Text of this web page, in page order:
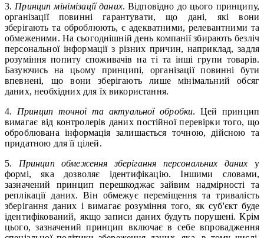
3. Принцип мінімізації даних. Відповідно до цього принципу,
організації повинні гарантувати, що дані, які вони
зберігають та оброблюють, є адекватними, релевантними та
обмеженими. На сьогоднішній день компанії збирають безліч
персональної інформації з різних причин, наприклад, задля
розуміння попиту споживачів на ті та інші групи товарів.
Базуючись на цьому принципі, організації повинні бути
впевнені, що вони зберігають лише мінімальний обсяг
даних, необхідних для їх використання.
4. Принцип точної та актуальної обробки. Цей принцип
вимагає від контролерів даних постійної перевірки того, що
оброблювана інформація залишається точною, дійсною та
придатною для її цілей.
5. Принцип обмеження зберігання персональних даних у
формі, яка дозволяє ідентифікацію. Іншими словами,
зазначений принцип перешкоджає зайвим надмірності та
реплікації даних. Він обмежує переміщення та тривалість
зберігання даних і вимагає розуміння того, як суб'єкт буде
ідентифікований, якщо записи даних будуть порушені. Крім
цього, зазначений принцип включає в себе впровадження